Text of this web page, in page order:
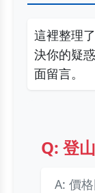
這裡整理
決你的疑
面留言。
Q: 登
A: 價